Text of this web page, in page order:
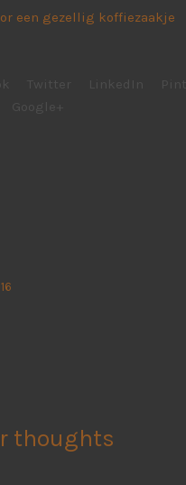
een gezellig koffiezaakje
thoughts